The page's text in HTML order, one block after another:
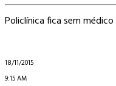
Policlínica fica sem
18/11/2015
9:15 AM